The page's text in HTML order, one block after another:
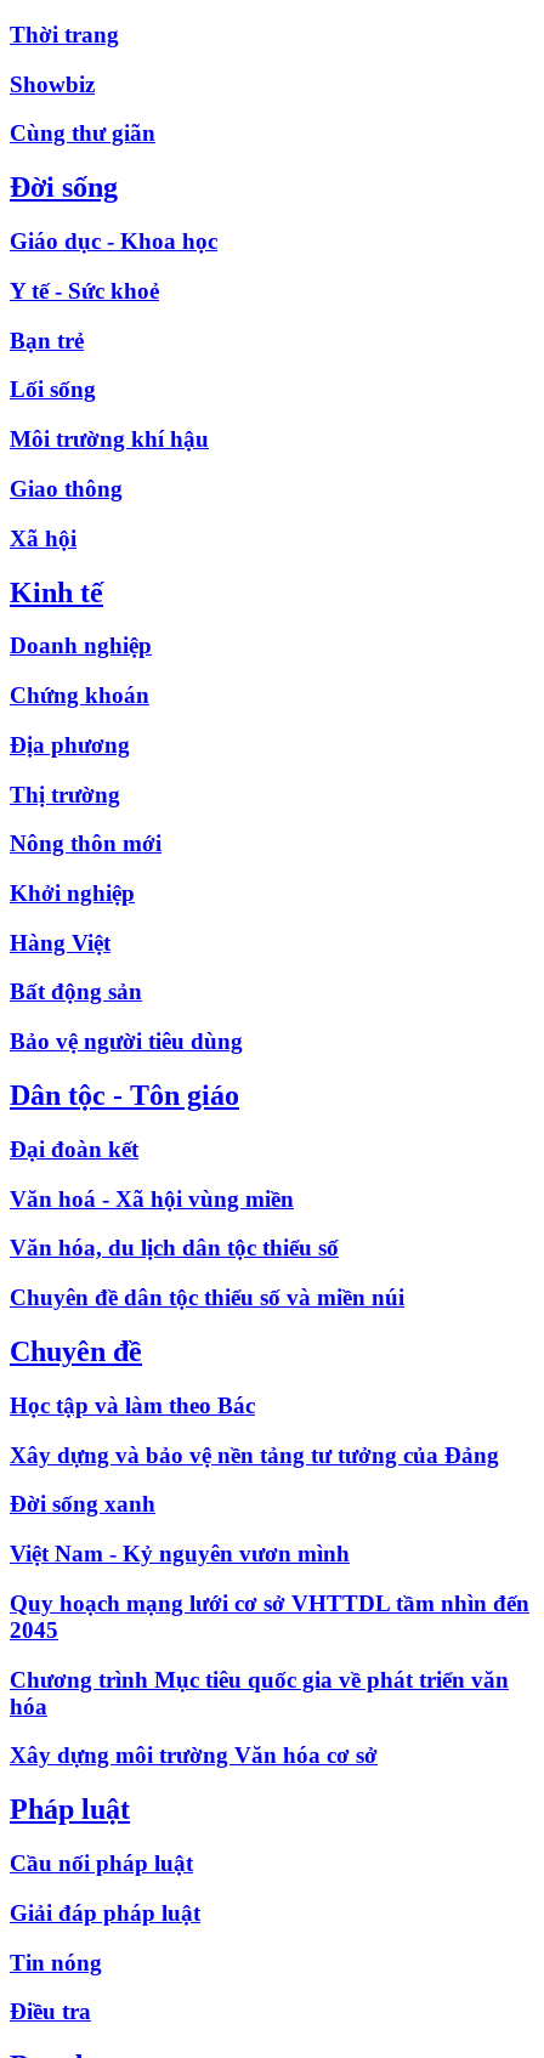
Thời trang
Showbiz
Cùng thư giãn
Đời sống
Giáo dục - Khoa học
Y tế - Sức khoẻ
Bạn trẻ
Lối sống
Môi trường khí hậu
Giao thông
Xã hội
Kinh tế
Doanh nghiệp
Chứng khoán
Địa phương
Thị trường
Nông thôn mới
Khởi nghiệp
Hàng Việt
Bất động sản
Bảo vệ người tiêu dùng
Dân tộc - Tôn giáo
Đại đoàn kết
Văn hoá - Xã hội vùng miền
Văn hóa, du lịch dân tộc thiểu số
Chuyên đề dân tộc thiểu số và miền núi
Chuyên đề
Học tập và làm theo Bác
Xây dựng và bảo vệ nền tảng tư tưởng của Đảng
Đời sống xanh
Việt Nam - Kỷ nguyên vươn mình
Quy hoạch mạng lưới cơ sở VHTTDL tầm nhìn đến
2045
Chương trình Mục tiêu quốc gia về phát triển văn
hóa
Xây dựng môi trường Văn hóa cơ sở
Pháp luật
Cầu nối pháp luật
Giải đáp pháp luật
Tin nóng
Điều tra